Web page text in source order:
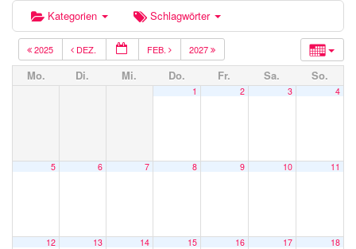
Kategorien Schlagwörter
2025 DEZ. FEB. 2027
Mo. Di. Mi. Do. Fr. Sa. So.
1 2 3 4
5 6 7 8 9 10 11
12 13 14 15 16 17 18